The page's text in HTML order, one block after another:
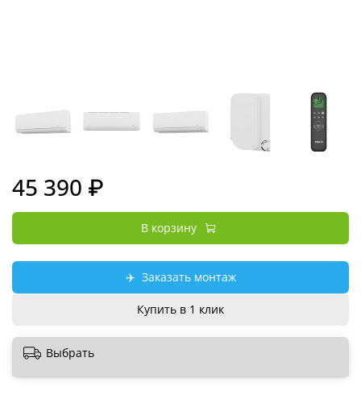
45 390 ₽
В корзину
✈️ Заказать монтаж
Купить в 1 клик
Выбрать